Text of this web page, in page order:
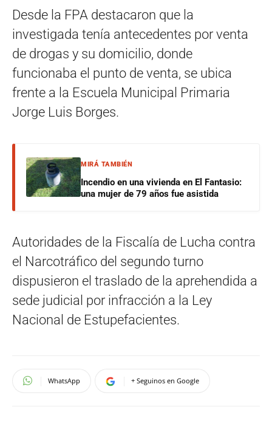
Desde la FPA destacaron que la
investigada tenía antecedentes por venta
de drogas y su domicilio, donde
funcionaba el punto de venta, se ubica
frente a la Escuela Municipal Primaria
Jorge Luis Borges.
MIRÁ TAMBIÉN
Incendio en una vivienda en El Fantasio:
una mujer de 79 años fue asistida
Autoridades de la Fiscalía de Lucha contra
el Narcotráfico del segundo turno
dispusieron el traslado de la aprehendida a
sede judicial por infracción a la Ley
Nacional de Estupefacientes.
WhatsApp + Seguinos en Google